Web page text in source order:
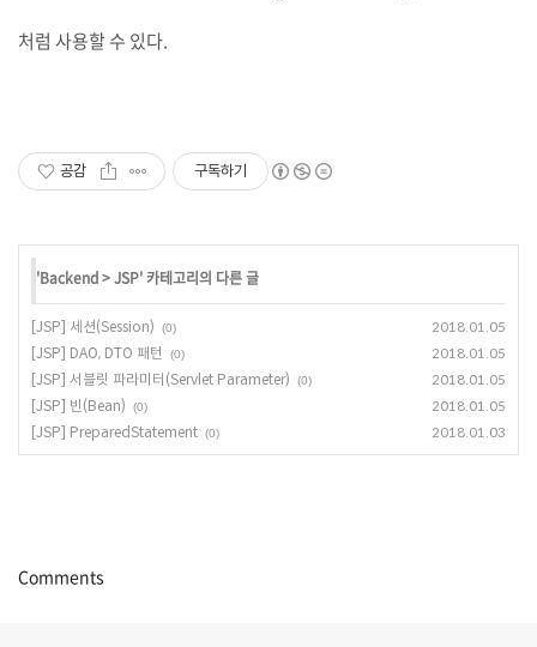
처럼 사용할 수 있다.
공감 구독하기
'Backend>JSP' 카테고리의 다른 글
[JSP] 세션(Session) (0) 2018.01.05
[JSP] DAO, DTO 패턴 (0) 2018.01.05
[JSP] 서블릿 파라미터(Servlet Parameter) (0) 2018.01.05
[JSP] 빈(Bean) (0) 2018.01.05
[JSP] PreparedStatement (0) 2018.01.03
Comments